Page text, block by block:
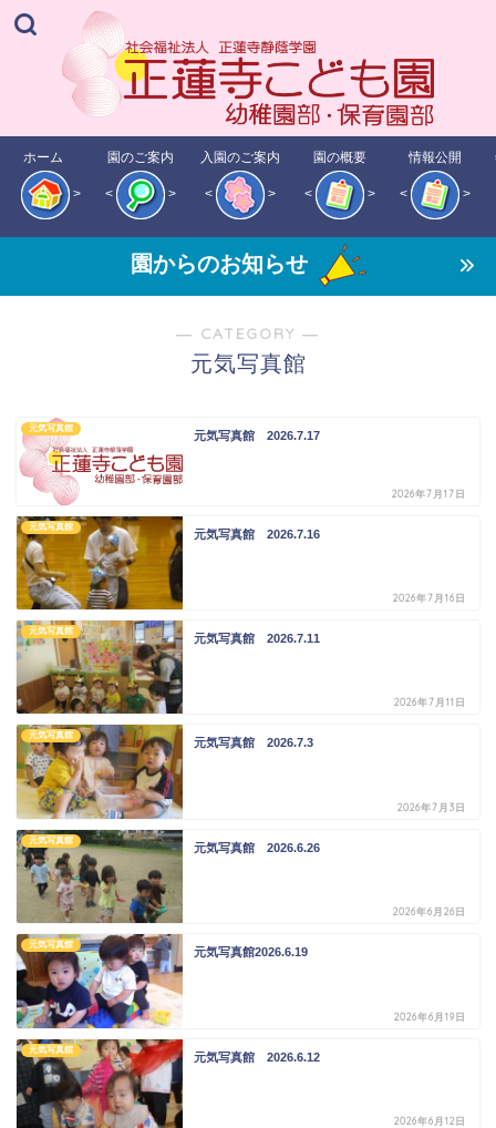
ホーム
>
園のご案内
< >
入園のご案内
< >
園の概要
< >
情報公開
< >
園からのお知らせ
― CATEGORY ―
元気写真館
元気写真館
元気写真館 2026.7.17
2026年7月17日
元気写真館
元気写真館 2026.7.16
2026年7月16日
元気写真館
元気写真館 2026.7.11
2026年7月11日
元気写真館
元気写真館 2026.7.3
2026年7月3日
元気写真館
元気写真館 2026.6.26
2026年6月26日
元気写真館
元気写真館2026.6.19
2026年6月19日
元気写真館
元気写真館 2026.6.12
2026年6月12日